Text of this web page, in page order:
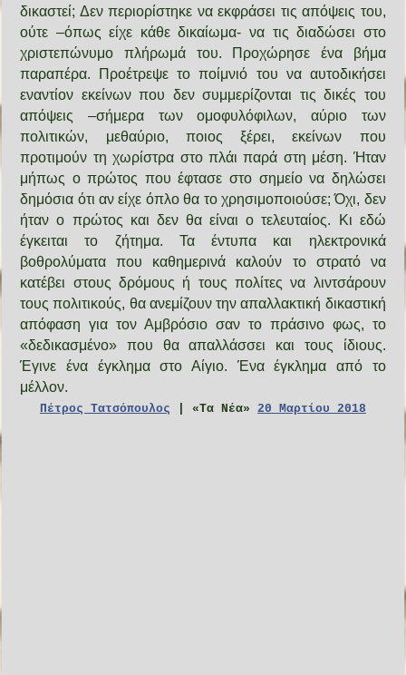
δικαστεί; Δεν περιορίστηκε να εκφράσει τις απόψεις του,
ούτε –όπως είχε κάθε δικαίωμα- να τις διαδώσει στο
χριστεπώνυμο πλήρωμά του. Προχώρησε ένα βήμα
παραπέρα. Προέτρεψε το ποίμνιό του να αυτοδικήσει
εναντίον εκείνων που δεν συμμερίζονται τις δικές του
απόψεις –σήμερα των ομοφυλόφιλων, αύριο των
πολιτικών, μεθαύριο, ποιος ξέρει, εκείνων που
προτιμούν τη χωρίστρα στο πλάι παρά στη μέση. Ήταν
μήπως ο πρώτος που έφτασε στο σημείο να δηλώσει
δημόσια ότι αν είχε όπλο θα το χρησιμοποιούσε; Όχι, δεν
ήταν ο πρώτος και δεν θα είναι ο τελευταίος. Κι εδώ
έγκειται το ζήτημα. Τα έντυπα και ηλεκτρονικά
βοθρολύματα που καθημερινά καλούν το στρατό να
κατέβει στους δρόμους ή τους πολίτες να λιντσάρουν
τους πολιτικούς, θα ανεμίζουν την απαλλακτική δικαστική
απόφαση για τον Αμβρόσιο σαν το πράσινο φως, το
«δεδικασμένο» που θα απαλλάσσει και τους ίδιους.
Έγινε ένα έγκλημα στο Αίγιο. Ένα έγκλημα από το
μέλλον.
Πέτρος Τατσόπουλος | «Τα Νέα» 20 Μαρτίου 2018